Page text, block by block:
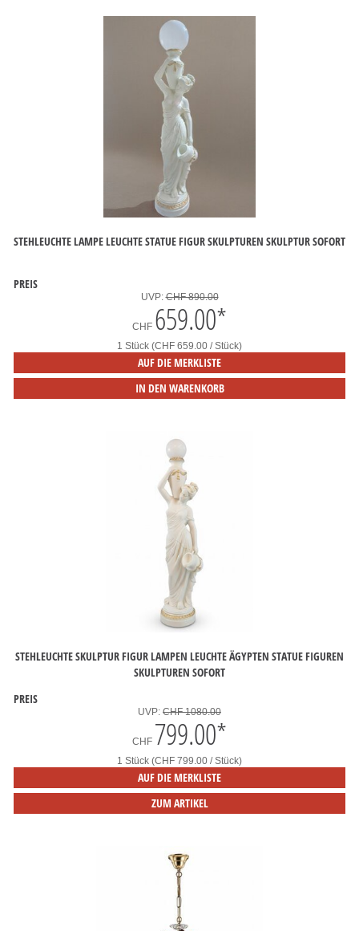
STEHLEUCHTE LAMPE LEUCHTE STATUE FIGUR SKULPTUREN SKULPTUR SOFORT
PREIS
UVP:CHF 890.00
CHF 659.00*
1 Stück (CHF 659.00 / Stück)
AUF DIE MERKLISTE
IN DEN WARENKORB
STEHLEUCHTE SKULPTUR FIGUR LAMPEN LEUCHTE ÄGYPTEN STATUE FIGUREN
SKULPTUREN SOFORT
PREIS
UVP: CHF 1080.00
CHF 799.00*
1 Stück (CHF 799.00 / Stück)
AUF DIE MERKLISTE
ZUM ARTIKEL